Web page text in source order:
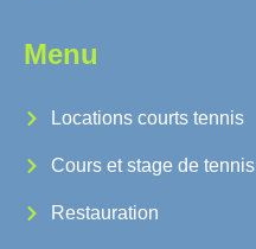
Menu
Locations courts tennis
Cours et stage de tennis
Restauration